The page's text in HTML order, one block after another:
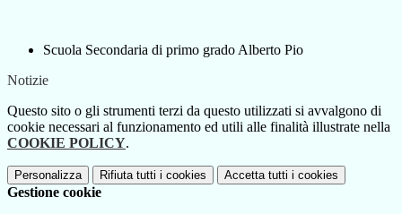
Scuola Secondaria di primo grado Alberto Pio
Notizie
Questo sito o gli strumenti terzi da questo utilizzati si avvalgono di
cookie necessari al funzionamento ed utili alle finalità illustrate nella
COOKIE POLICY.
Personalizza Rifiuta tutti i cookies Accetta tutti i cookies
Gestione cookie